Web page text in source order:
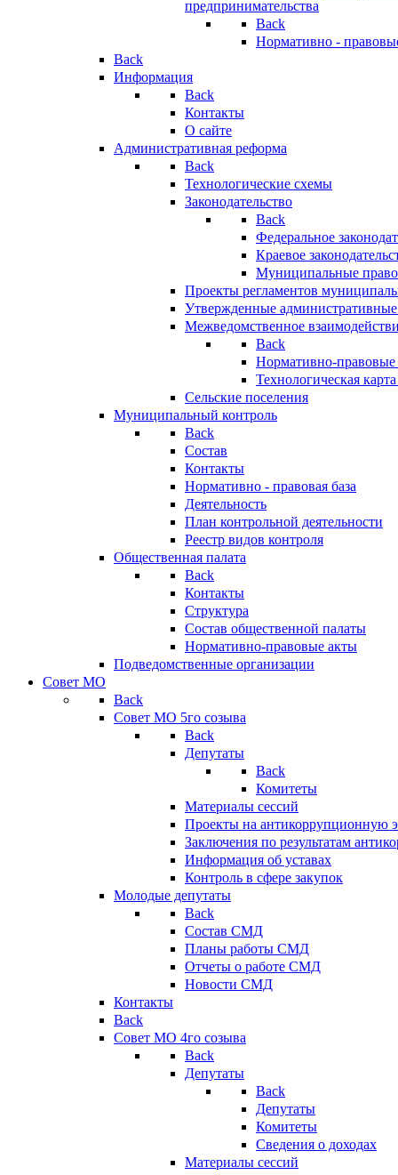
предпринимательства
Back
Нормативно -
Back
Информация
Back
Контакты
О сайте
Административная реформа
Back
Технологические схемы
Законодательство
Back
Федеральное
Краевое
Муниципальные
Проекты регламентов
Утвержденные
Межведомственное
Back
Нормативно-правовые
Технологическая
Сельские поселения
Муниципальный контроль
Back
Состав
Контакты
Нормативно - правовая база
Деятельность
План контрольной деятельности
Реестр видов контроля
Общественная палата
Back
Контакты
Структура
Состав общественной палаты
Нормативно-правовые акты
Подведомственные организации
Совет МО
Back
Совет МО 5го созыва
Back
Депутаты
Back
Комитеты
Материалы сессий
Проекты на антикоррупционную
Заключения по результатам
Информация об уставах
Контроль в сфере закупок
Молодые депутаты
Back
Состав СМД
Планы работы СМД
Отчеты о работе СМД
Новости СМД
Контакты
Back
Совет МО 4го созыва
Back
Депутаты
Back
Депутаты
Комитеты
Сведения о доходах
Материалы сессий